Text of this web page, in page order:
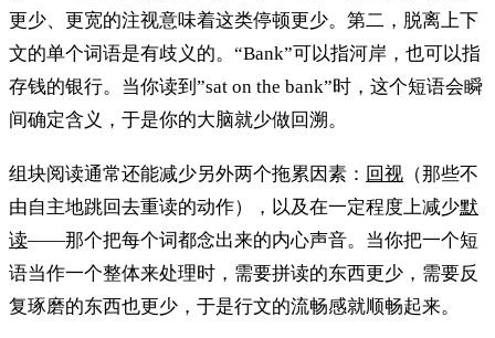
更少、更宽的注视意味着这类停顿更少。第二，脱离上下
文的单个词语是有歧义的。“Bank”可以指河岸，也可以指
存钱的银行。当你读到”sat on the bank”时，这个短语会瞬
间确定含义，于是你的大脑就少做回溯。
组块阅读通常还能减少另外两个拖累因素： 回视 （那些不
由自主地跳回去重读的动作），以及在一定程度上减少默
读——那个把每个词都念出来的内心声音。当你把一个短
语当作一个整体来处理时，需要拼读的东西更少，需要反
复琢磨的东西也更少，于是行文的流畅感就顺畅起来。